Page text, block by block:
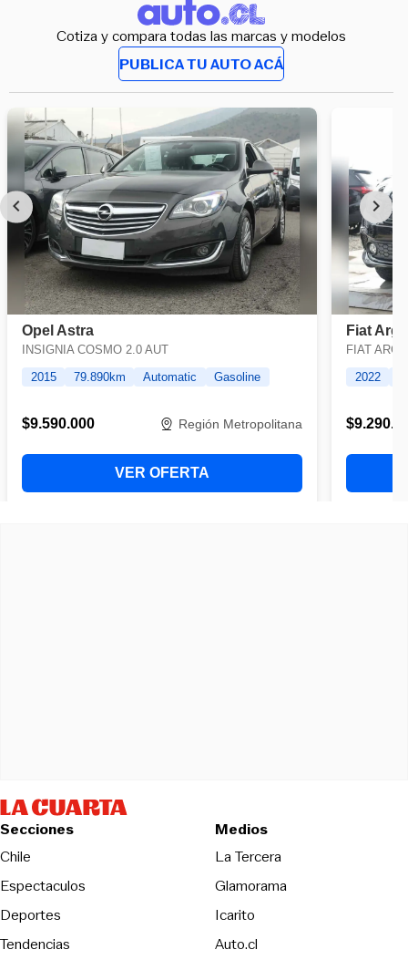
Cotiza y compara todas las marcas y modelos
PUBLICA TU AUTO ACÁ
Secciones
Chile
Espectaculos
Deportes
Tendencias
Medios
La TerceraOpens in new
Glamorama
Icarito
Auto.cl